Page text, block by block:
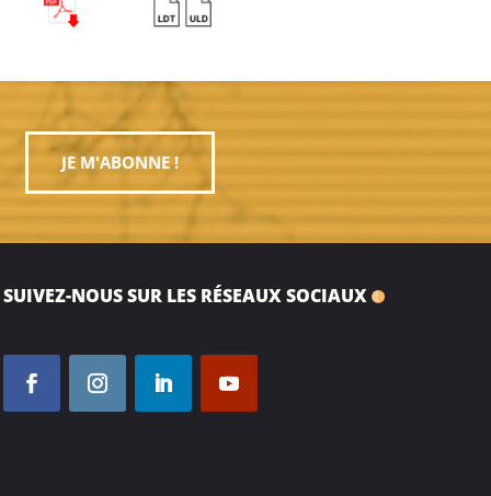
JE M'ABONNE !
SUIVEZ-NOUS SUR LES RÉSEAUX SOCIAUX